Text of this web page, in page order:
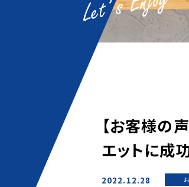
【お客様の
エットに成功
2022.12.28